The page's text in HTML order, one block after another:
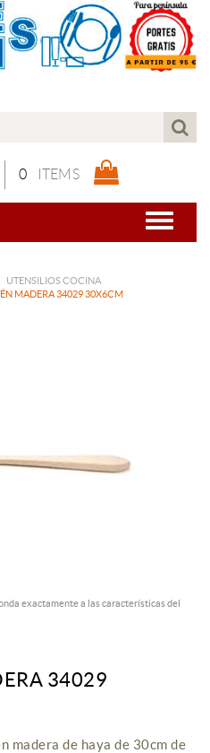
0 ITEMS
UTENSILIOS COCINA
MADERA 34029 30X6CM
exactamente a las características del
34029
madera de haya de 30cm de